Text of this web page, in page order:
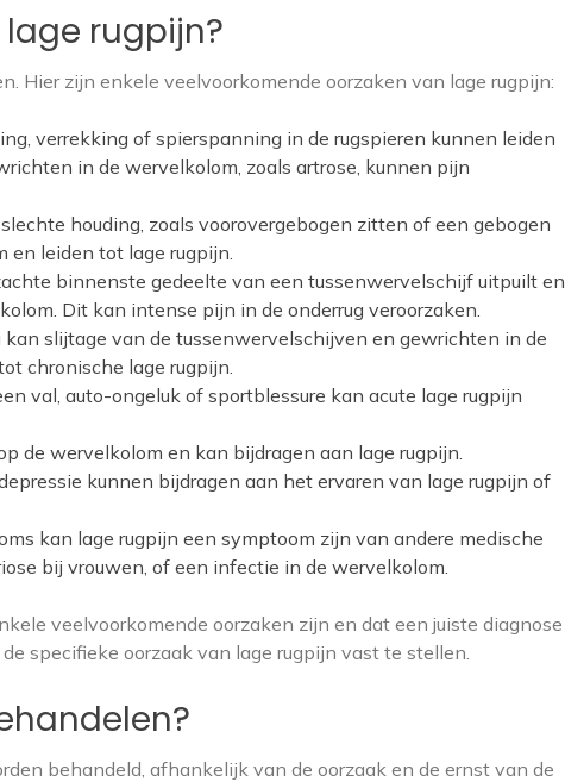
rugpijn?
Hier zijn enkele veelvoorkomende oorzaken van lage rugpijn:
verrekking of spierspanning in de rugspieren kunnen leiden
in de wervelkolom, zoals artrose, kunnen pijn
houding, zoals voorovergebogen zitten of een gebogen
en leiden tot lage rugpijn.
binnenste gedeelte van een tussenwervelschijf uitpuilt en
Dit kan intense pijn in de onderrug veroorzaken.
slijtage van de tussenwervelschijven en gewrichten in de
chronische lage rugpijn.
val, auto-ongeluk of sportblessure kan acute lage rugpijn
de wervelkolom en kan bijdragen aan lage rugpijn.
kunnen bijdragen aan het ervaren van lage rugpijn of
kan lage rugpijn een symptoom zijn van andere medische
bij vrouwen, of een infectie in de wervelkolom.
veelvoorkomende oorzaken zijn en dat een juiste diagnose
specifieke oorzaak van lage rugpijn vast te stellen.
behandeld, afhankelijk van de oorzaak en de ernst van de